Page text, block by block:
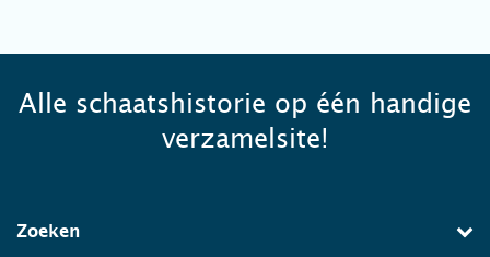
Alle schaatshistorie op één handige
verzamelsite!
Zoeken